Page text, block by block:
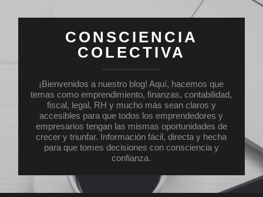
CONSCIENCIA
COLECTIVA
¡Bienvenidos a nuestro blog! Aquí, hacemos que
temas como emprendimiento, finanzas, contabilidad,
fiscal, legal, RH y mucho más sean claros y
accesibles para que todos los emprendedores y
empresarios tengan las mismas oportunidades de
crecer y triunfar. Información fácil, directa y hecha
para que tomes decisiones con consciencia y
confianza.